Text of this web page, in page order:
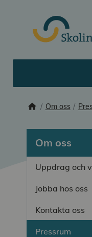
Till huvudinnehåll
home Startsida
Om oss
Om oss
Uppdrag och
Jobba hos oss
Kontakta oss
Pressrum